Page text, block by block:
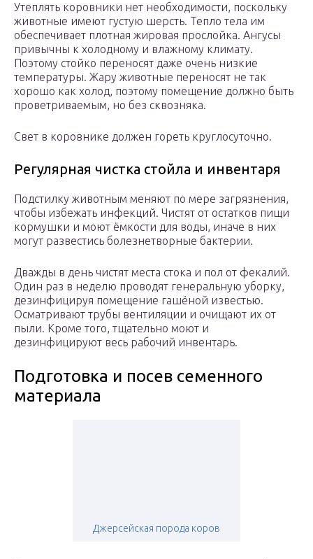
Утеплять коровники нет необходимости, поскольку
животные имеют густую шерсть. Тепло тела им
обеспечивает плотная жировая прослойка. Ангусы
привычны к холодному и влажному климату.
Поэтому стойко переносят даже очень низкие
температуры. Жару животные переносят не так
хорошо как холод, поэтому помещение должно быть
проветриваемым, но без сквозняка.
Свет в коровнике должен гореть круглосуточно.
Регулярная чистка стойла и инвентаря
Подстилку животным меняют по мере загрязнения,
чтобы избежать инфекций. Чистят от остатков пищи
кормушки и моют ёмкости для воды, иначе в них
могут развестись болезнетворные бактерии.
Дважды в день чистят места стока и пол от фекалий.
Один раз в неделю проводят генеральную уборку,
дезинфицируя помещение гашёной известью.
Осматривают трубы вентиляции и очищают их от
пыли. Кроме того, тщательно моют и
дезинфицируют весь рабочий инвентарь.
Подготовка и посев семенного
материала
Джерсейская порода коров